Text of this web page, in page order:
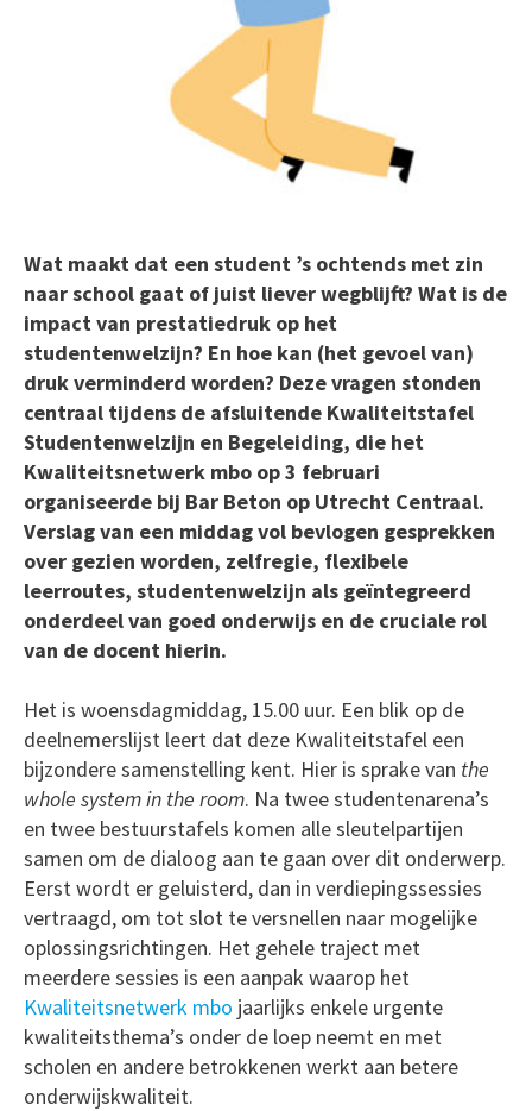
Wat maakt dat een student ’s ochtends met zin
naar school gaat of juist liever wegblijft? Wat is de
impact van prestatiedruk op het
studentenwelzijn? En hoe kan (het gevoel van)
druk verminderd worden? Deze vragen stonden
centraal tijdens de afsluitende Kwaliteitstafel
Studentenwelzijn en Begeleiding, die het
Kwaliteitsnetwerk mbo op 3 februari
organiseerde bij Bar Beton op Utrecht Centraal.
Verslag van een middag vol bevlogen gesprekken
over gezien worden, zelfregie, flexibele
leerroutes, studentenwelzijn als geïntegreerd
onderdeel van goed onderwijs en de cruciale rol
van de docent hierin.
Het is woensdagmiddag, 15.00 uur. Een blik op de
deelnemerslijst leert dat deze Kwaliteitstafel een
bijzondere samenstelling kent. Hier is sprake van the
whole system in the room. Na twee studentenarena’s
en twee bestuurstafels komen alle sleutelpartijen
samen om de dialoog aan te gaan over dit onderwerp.
Eerst wordt er geluisterd, dan in verdiepingssessies
vertraagd, om tot slot te versnellen naar mogelijke
oplossingsrichtingen. Het gehele traject met
meerdere sessies is een aanpak waarop het
Kwaliteitsnetwerk mbo jaarlijks enkele urgente
kwaliteitsthema’s onder de loep neemt en met
scholen en andere betrokkenen werkt aan betere
onderwijskwaliteit.